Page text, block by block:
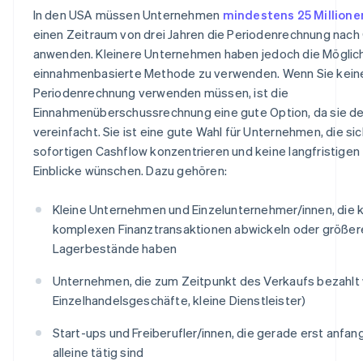
In den USA müssen Unternehmen mindestens 25
einen Zeitraum von drei Jahren die Periodenrechnung nach
anwenden. Kleinere Unternehmen haben jedoch die
einnahmenbasierte Methode zu verwenden. Wenn Sie
Periodenrechnung verwenden müssen, ist die
Einnahmenüberschussrechnung eine gute Option, da sie
vereinfacht. Sie ist eine gute Wahl für Unternehmen, die
sofortigen Cashflow konzentrieren und keine langfristigen
Einblicke wünschen. Dazu gehören:
Kleine Unternehmen und Einzelunternehmer/innen, die
komplexen Finanztransaktionen abwickeln oder
Lagerbestände haben
Unternehmen, die zum Zeitpunkt des Verkaufs bezahlt
Einzelhandelsgeschäfte, kleine Dienstleister)
Start-ups und Freiberufler/innen, die gerade erst
alleine tätig sind